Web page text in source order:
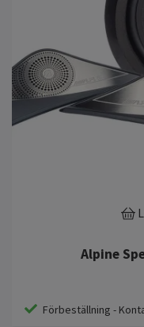
Alpine
Förbeställning -